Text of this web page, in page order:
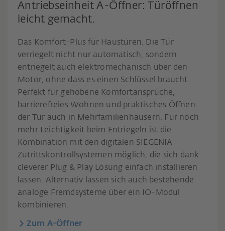
Antriebseinheit A-Öffner: Türöffnen
leicht gemacht.
Das Komfort-Plus für Haustüren. Die Tür
verriegelt nicht nur automatisch, sondern
entriegelt auch elektromechanisch über den
Motor, ohne dass es einen Schlüssel braucht.
Perfekt für gehobene Komfortansprüche,
barrierefreies Wohnen und praktisches Öffnen
der Tür auch in Mehrfamilienhäusern. Für noch
mehr Leichtigkeit beim Entriegeln ist die
Kombination mit den digitalen SIEGENIA
Zutrittskontrollsystemen möglich, die sich dank
cleverer Plug & Play Lösung einfach installieren
lassen. Alternativ lassen sich auch bestehende
analoge Fremdsysteme über ein IO-Modul
kombinieren.
Zum A-Öffner